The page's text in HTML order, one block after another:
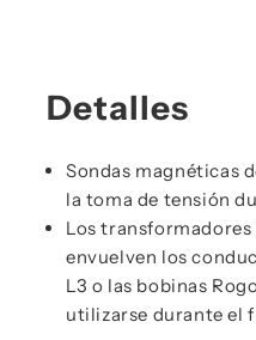
Detalles
Sondas magnéticas
la toma de tensión
Los
envuelven los
L3 o las bobinas
utilizarse durante el